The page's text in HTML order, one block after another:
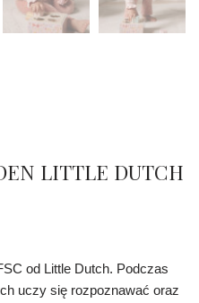
LITTLE DUTCH
od Little Dutch. Podczas
uczy się rozpoznawać oraz